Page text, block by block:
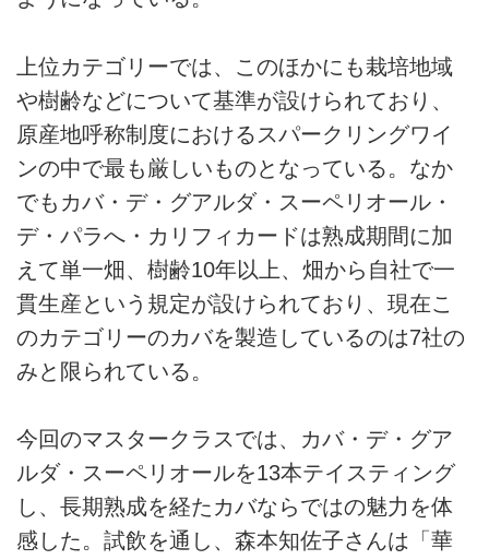
上位カテゴリーでは、このほかにも栽培地域
や樹齢などについて基準が設けられており、
原産地呼称制度におけるスパークリングワイ
ンの中で最も厳しいものとなっている。なか
でもカバ・デ・グアルダ・スーペリオール・
デ・パラへ・カリフィカードは熟成期間に加
えて単一畑、樹齢10年以上、畑から自社で一
貫生産という規定が設けられており、現在こ
のカテゴリーのカバを製造しているのは7社の
みと限られている。
今回のマスタークラスでは、カバ・デ・グア
ルダ・スーペリオールを13本テイスティング
し、長期熟成を経たカバならではの魅力を体
感した。試飲を通し、森本知佐子さんは「華